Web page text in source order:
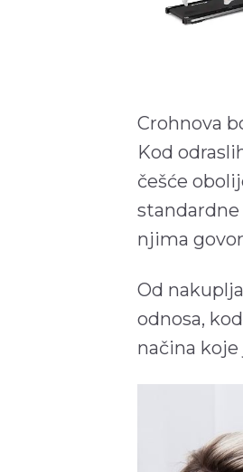
Crohnova
Kod
češće
njima
Od
odnosa,
načina